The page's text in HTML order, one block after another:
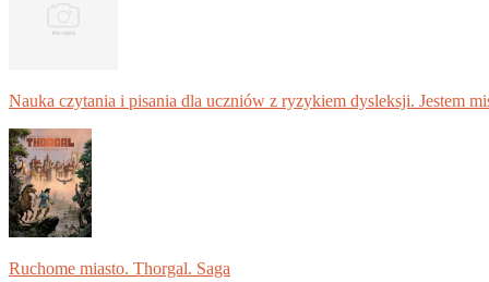
Nauka czytania i pisania dla uczniów z ryzykiem dysleksji. Jestem
Ruchome miasto. Thorgal. Saga